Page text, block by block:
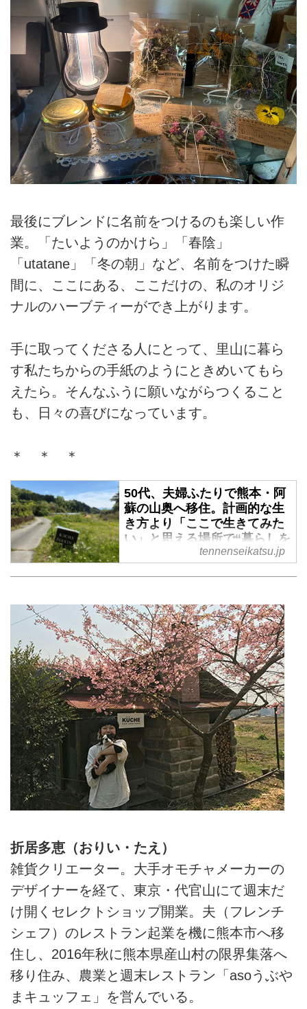
最後にブレンドに名前をつけるのも楽しい作
業。「たいようのかけら」「春陰」
「utatane」「冬の朝」など、名前をつけた瞬
間に、ここにある、ここだけの、私のオリジ
ナルのハーブティーができ上がります。
手に取ってくださる人にとって、里山に暮ら
す私たちからの手紙のようにときめいてもら
えたら。そんなふうに願いながらつくること
も、日々の喜びになっています。
＊ ＊ ＊
50代、夫婦ふたりで熊本・阿
蘇の山奥へ移住。計画的な生
き方より「ここで生きてみた
い」と思える場所で“暮らしを
手づくり”してみる／asoうぶ
熊本県・阿蘇の山奥で平日は畑仕
事、週末は夫と小さなレストラン
を営んでいる折居多恵さん。もと
もと雑貨クリエイターとして東京
で店を経営しており、仕事も暮ら
しも無理をしてでも計画的に進め
るタイプ。田舎暮らしをしたかっ
たわけではないといいます。計画
や常識より“面白さ”を優先した結
果、思いもよらなかった場所で、
50代のいまも、日々、あたらしい
自分を発見しているそう。今回は
「だれもが暮らしのクリエイタ
ー」と気づいたお話。
tennenseikatsu.jp
折居多恵（おりい・たえ）
雑貨クリエーター。大手オモチャメーカーの
デザイナーを経て、東京・代官山にて週末だ
け開くセレクトショップ開業。夫（フレンチ
シェフ）のレストラン起業を機に熊本市へ移
住し、2016年秋に熊本県産山村の限界集落へ
移り住み、農業と週末レストラン「asoうぶや
まキュッフェ」を営んでいる。